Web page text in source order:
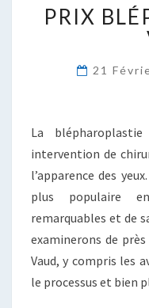
PRIX
21
La
intervention de
l’apparence des
plus populaire
remarquables et de
examinerons de
Vaud, y compris les
le processus et bien